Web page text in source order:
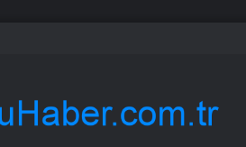
Halk sahilde silahlarla devriye atıyor